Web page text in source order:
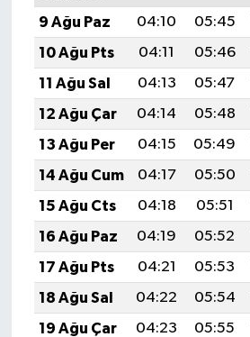
9 Ağu Paz
04:10 05:45
10 Ağu Pts
04:11 05:46
11 Ağu Sal
04:13 05:47
12 Ağu Çar
04:14 05:48
13 Ağu Per
04:15 05:49
14 Ağu Cum
04:17 05:50
15 Ağu Cts
04:18 05:51
16 Ağu Paz
04:19 05:52
17 Ağu Pts
04:21 05:53
18 Ağu Sal
04:22 05:54
19 Ağu Çar
04:23 05:55